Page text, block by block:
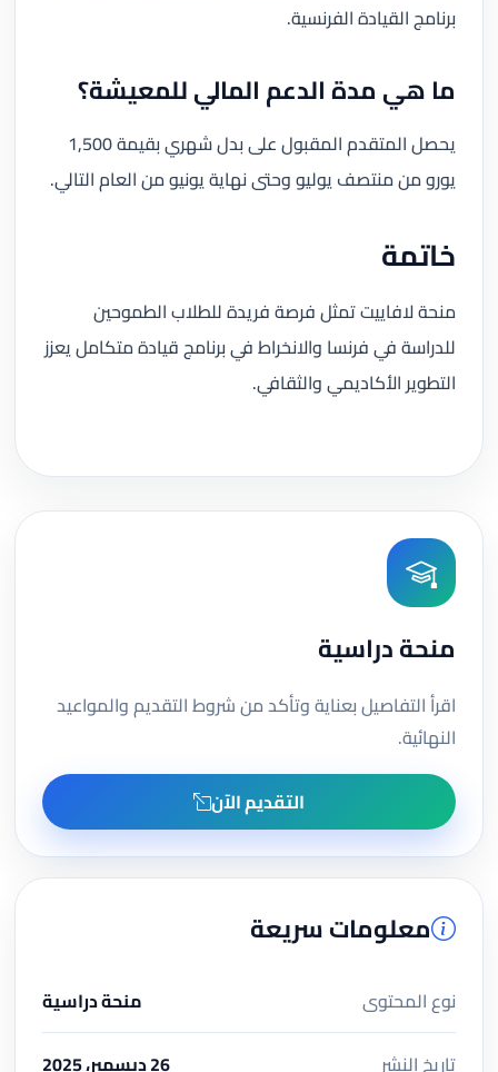
برنامج القيادة الفرنسية.
ما هي مدة الدعم المالي للمعيشة؟
يحصل المتقدم المقبول على بدل شهري بقيمة 1,500
يورو من منتصف يوليو وحتى نهاية يونيو من العام التالي.
خاتمة
منحة لافاييت تمثل فرصة فريدة للطلاب الطموحين
للدراسة في فرنسا والانخراط في برنامج قيادة متكامل يعزز
التطوير الأكاديمي والثقافي.
منحة دراسية
اقرأ التفاصيل بعناية وتأكد من شروط التقديم والمواعيد
النهائية.
التقديم الآن
معلومات سريعة
نوع المحتوى
منحة دراسية
تاريخ النشر
26 ديسمبر، 2025